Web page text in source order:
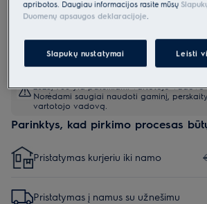
2023/988 yra pateikiami vartotojo vadovo
Norėdami saugiai naudoti gaminį,
vartotojo vadovą.
Parinktys, kad pirkimo procesas
Pristatymas kurjeriu iki namo
Pristatymas į namus su užnešimu
apribotos. Daugiau informacijos rasite mūsų
Duomenų apsaugos deklaracijoje.
Slapukų nustatymai Leisti